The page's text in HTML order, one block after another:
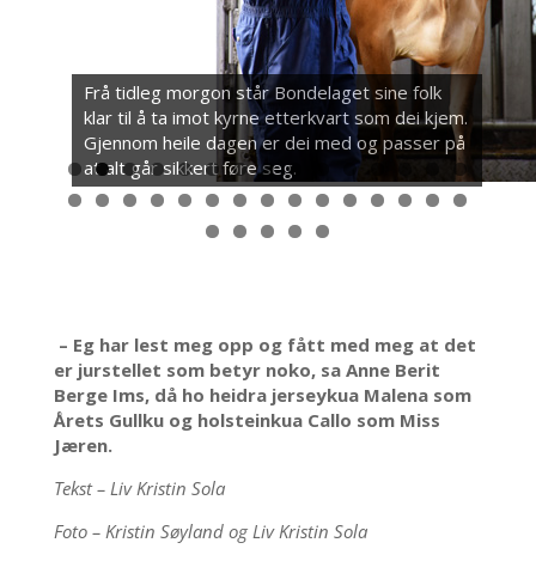
Frå tidleg morgon står Bondelaget sine folk
klar til å ta imot kyrne etterkvart som dei kjem.
Gjennom heile dagen er dei med og passer på
at alt går sikkert føre seg.
0
1 2 3 4
5
1 2 3 4 5
– Eg har lest meg opp og fått med meg at det
er jurstellet som betyr noko, sa Anne Berit
Berge Ims, då ho heidra jerseykua Malena som
Årets Gullku og holsteinkua Callo som Miss
Jæren.
Tekst – Liv Kristin Sola
Foto – Kristin Søyland og Liv Kristin Sola